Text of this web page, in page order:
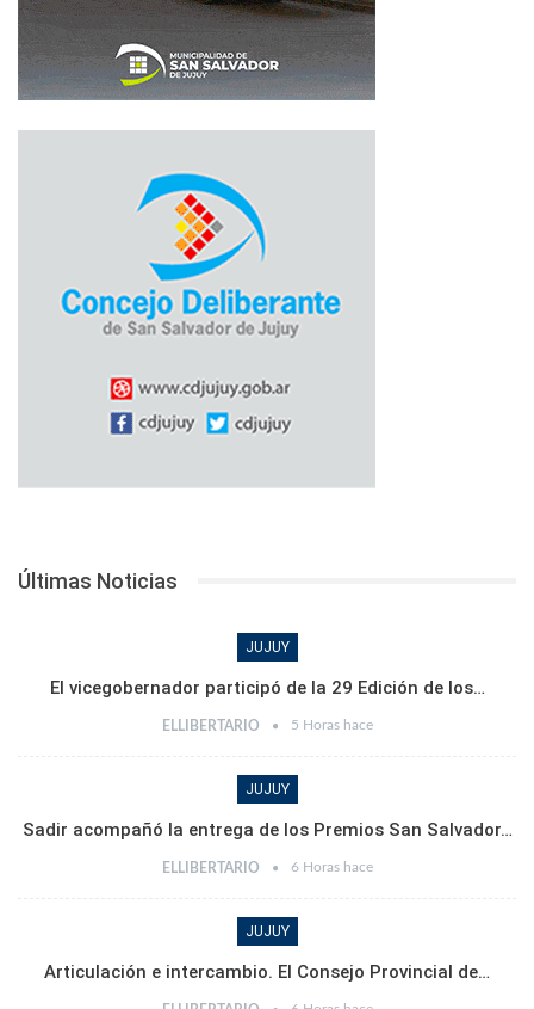
Últimas Noticias
JUJUY
El vicegobernador participó de la 29 Edición de los…
ELLIBERTARIO 5 Horas hace
JUJUY
Sadir acompañó la entrega de los Premios San Salvador…
ELLIBERTARIO 6 Horas hace
JUJUY
Articulación e intercambio. El Consejo Provincial de…